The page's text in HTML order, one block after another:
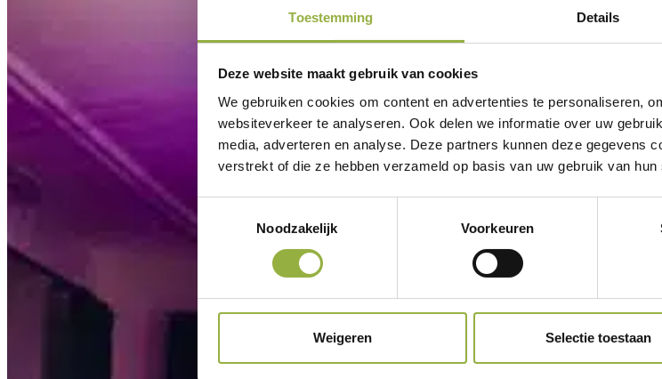
Toestemming Details
Deze website maakt gebruik van cookies
We gebruiken cookies om content en advertenties te personaliseren,
websiteverkeer te analyseren. Ook delen we informatie over uw
media, adverteren en analyse. Deze partners kunnen deze gegevens
verstrekt of die ze hebben verzameld op basis van uw gebruik van hun
Noodzakelijk
Voorkeuren
Weigeren Selectie toestaan